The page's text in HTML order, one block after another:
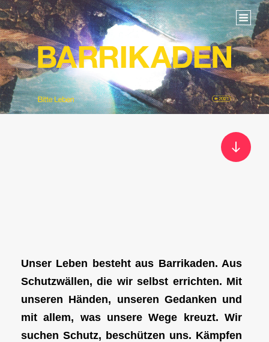
Wir Sind Barrikaden.
Unser Leben besteht aus Barrikaden. Aus
Schutzwällen, die wir selbst errichten. Mit
unseren Händen, unseren Gedanken und
mit allem, was unsere Wege kreuzt. Wir
suchen Schutz, beschützen uns. Kämpfen